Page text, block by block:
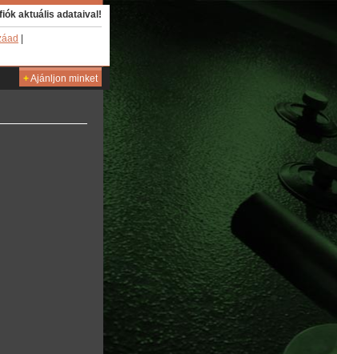
aktuális adataival!
+Ajánljon minket